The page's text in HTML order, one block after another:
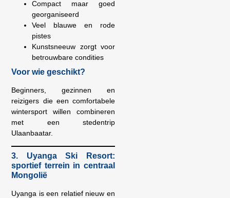
Compact maar goed
georganiseerd
Veel blauwe en rode
pistes
Kunstsneeuw zorgt voor
betrouwbare condities
Voor wie geschikt?
Beginners, gezinnen en
reizigers die een comfortabele
wintersport willen combineren
met een stedentrip
Ulaanbaatar.
3. Uyanga Ski Resort:
sportief terrein in centraal
Mongolië
Uyanga is een relatief nieuw en